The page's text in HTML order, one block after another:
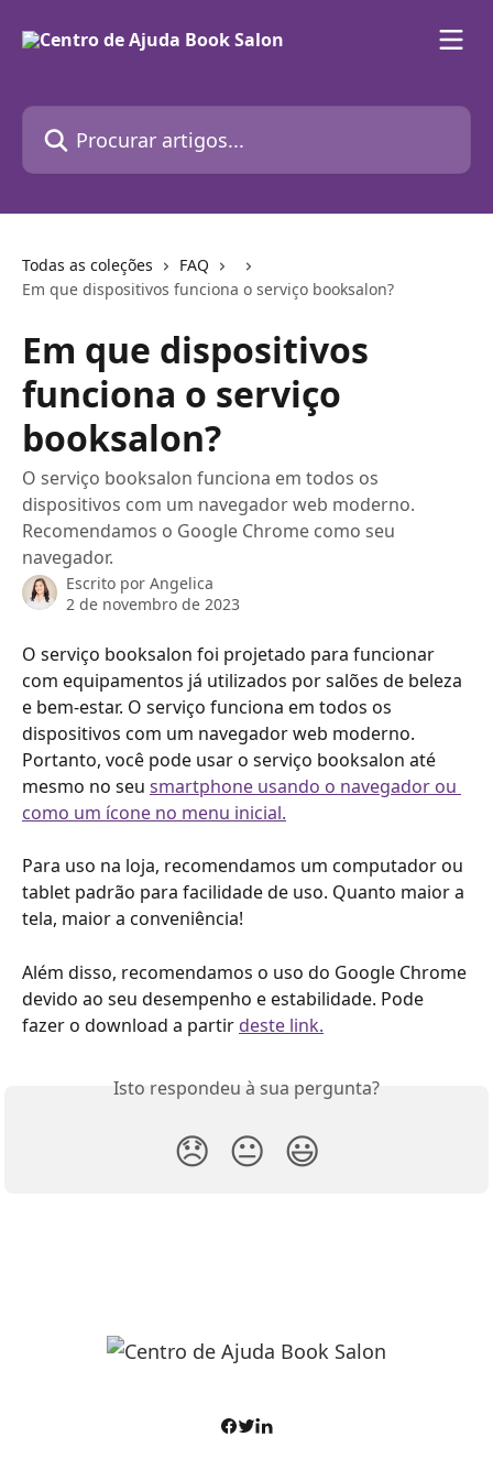
Procurar artigos...
Todas as coleções
FAQ
Em que dispositivos funciona o serviço booksalon?
Em que dispositivos
funciona o serviço
booksalon?
O serviço booksalon funciona em todos os
dispositivos com um navegador web moderno.
Recomendamos o Google Chrome como seu
navegador.
Escrito por Angelica
2 de novembro de 2023
O serviço booksalon foi projetado para funcionar
com equipamentos já utilizados por salões de beleza
e bem-estar. O serviço funciona em todos os
dispositivos com um navegador web moderno.
Portanto, você pode usar o serviço booksalon até
mesmo no seu smartphone usando o navegador ou
como um ícone no menu inicial.
Para uso na loja, recomendamos um computador ou
tablet padrão para facilidade de uso. Quanto maior a
tela, maior a conveniência!
Além disso, recomendamos o uso do Google Chrome
devido ao seu desempenho e estabilidade. Pode
fazer o download a partir deste link.
Isto respondeu à sua pergunta?
😞 😐 😃